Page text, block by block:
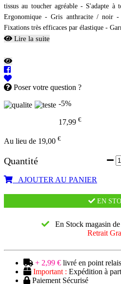
tissus au toucher agréable - S'adapte
Ergonomique - Gris anthracite / noir
Fixations très efficaces par élastique -
Lire la suite
Poser votre question ?
-5%
17,99 €
Au lieu de 19,00 €
Quantité
AJOUTER AU PANIER
EN
En Stock magasin de
Retrait
+ 2,99 € livré en point relais
Important : Expédition à
Paiement Sécurisé